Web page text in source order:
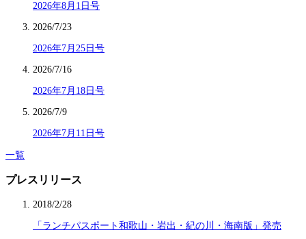
2026年8月1日号
2026/7/23
2026年7月25日号
2026/7/16
2026年7月18日号
2026/7/9
2026年7月11日号
一覧
プレスリリース
2018/2/28
「ランチパスポート和歌山・岩出・紀の川・海南版」発売